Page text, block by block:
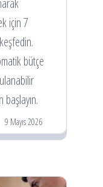
için 7
bütçe
9 Mayıs 2026